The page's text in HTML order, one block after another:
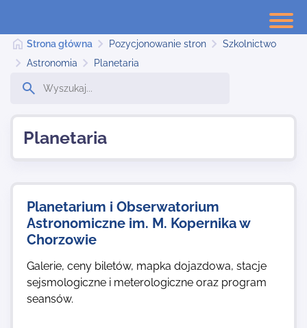
Najnowsze
Kontakt
Strona główna Pozycjonowanie stron
Szkolnictwo
Astronomia
Planetaria
Planetaria
Planetarium i Obserwatorium
Astronomiczne im. M. Kopernika w
Chorzowie
Galerie, ceny biletów, mapka dojazdowa, stacje
sejsmologiczne i meterologiczne oraz program
seansów.